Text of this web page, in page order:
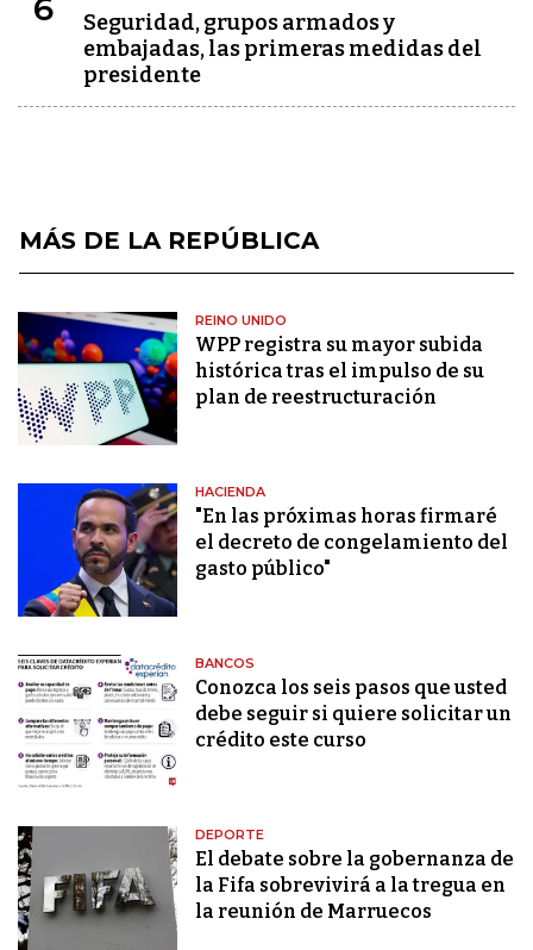
6
Seguridad, grupos armados y
embajadas, las primeras medidas del
presidente
MÁS DE LA REPÚBLICA
REINO UNIDO
WPP registra su mayor subida
histórica tras el impulso de su
plan de reestructuración
HACIENDA
"En las próximas horas firmaré
el decreto de congelamiento del
gasto público"
BANCOS
Conozca los seis pasos que usted
debe seguir si quiere solicitar un
crédito este curso
DEPORTE
El debate sobre la gobernanza de
la Fifa sobrevivirá a la tregua en
la reunión de Marruecos